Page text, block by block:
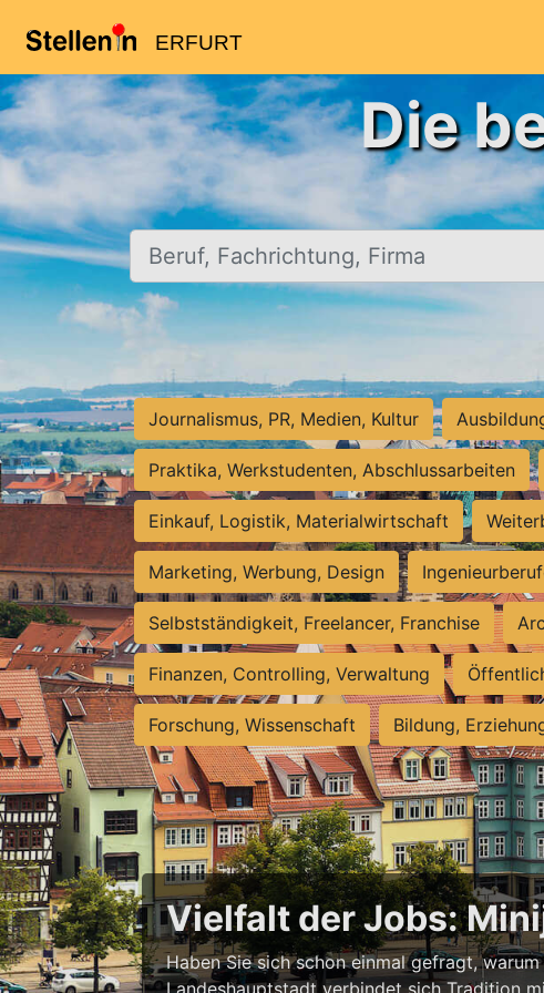
ERFURT
Die
Beruf, Fachrichtung, Firma
Journalismus, PR, Medien, Kultur
Praktika, Werkstudenten, Abschlussarbeiten
Einkauf, Logistik, Materialwirtschaft
Marketing, Werbung, Design
Selbstständigkeit, Freelancer, Franchise
Finanzen, Controlling, Verwaltung
Forschung, Wissenschaft Bildung,
Vielfalt der Jobs:
Haben Sie sich schon einmal gefragt,